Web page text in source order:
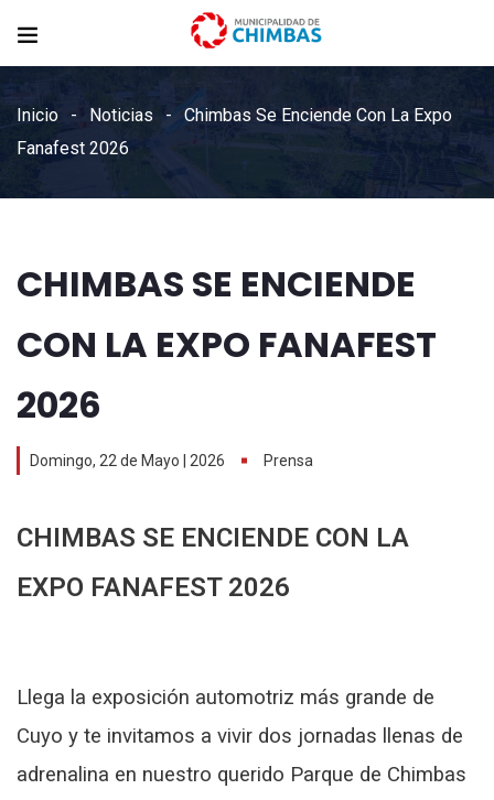
Inicio Noticias
Chimbas Se Enciende Con La Expo
Fanafest 2026
CHIMBAS SE ENCIENDE
CON LA EXPO FANAFEST
2026
Domingo, 22 de Mayo | 2026 Prensa
CHIMBAS SE ENCIENDE CON LA
EXPO FANAFEST 2026
Llega la exposición automotriz más grande de
Cuyo y te invitamos a vivir dos jornadas llenas de
adrenalina en nuestro querido Parque de Chimbas